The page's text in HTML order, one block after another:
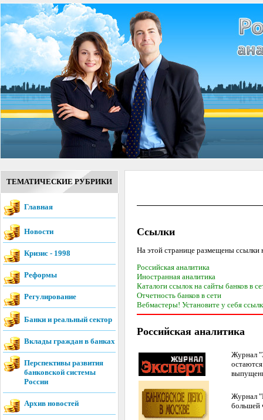
ТЕМАТИЧЕСКИЕ РУБРИКИ
Главная
Новости
Кризис - 1998
Реформы
Регулирование
Банки и реальный сектор
Вклады граждан в банках
Перспективы развития
банковской системы
России
Архив новостей
Ссылки
На этой странице размещены ссылки
Российская аналитика
Иностранная аналитика
Каталоги ссылок на сайты банков в
Отчетность банков в сети
Вебмастеры! Установите у себя
Российская аналитика
Журнал
Журнал
большей